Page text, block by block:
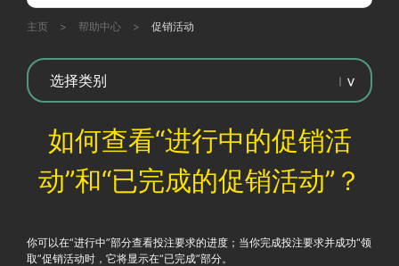
主页 > 帮助中心 > 促销活动
如何查看“进行中的促销活
动”和“已完成的促销活动”？
你可以在“进行中”部分查看投注要求的进度；当你完成投注要求并成功“领
取”促销活动时，它将显示在“已完成”部分。